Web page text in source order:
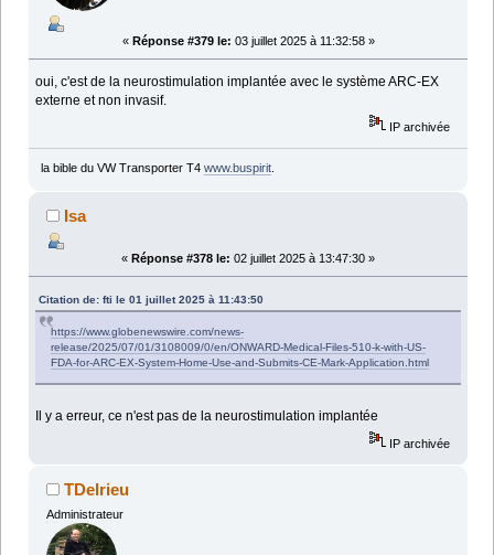
« Réponse #379 le: 03 juillet 2025 à 11:32:58 »
oui, c'est de la neurostimulation implantée avec le système ARC-EX
externe et non invasif.
IP archivée
la bible du VW Transporter T4 www.buspirit.
Isa
« Réponse #378 le: 02 juillet 2025 à 13:47:30 »
Citation de: fti le 01 juillet 2025 à 11:43:50
https://www.globenewswire.com/news-
release/2025/07/01/3108009/0/en/ONWARD-Medical-Files-510-k-with-US-
FDA-for-ARC-EX-System-Home-Use-and-Submits-CE-Mark-Application.html
Il y a erreur, ce n'est pas de la neurostimulation implantée
IP archivée
TDelrieu
Administrateur